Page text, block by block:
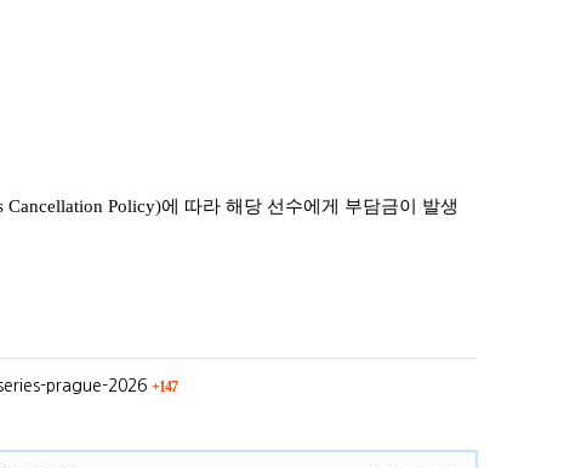
Cancellation Policy)에 따라 해당 선수에게 부담금이 발생
prague-2026 147회 연결